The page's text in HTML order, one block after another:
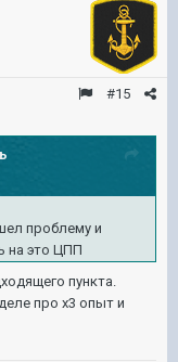
#15
проблему и
на это ЦПП
пункта.
про х3 опыт и